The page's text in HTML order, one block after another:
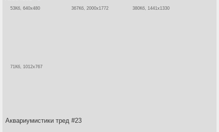
53Кб, 640x480 367Кб, 2000x1772 380Кб, 1441x1330
71Кб, 1012x767
Аквариумистики тред #23